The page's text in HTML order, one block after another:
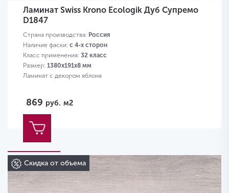
Ламинат Swiss Krono Ecologik Дуб Супремо
D1847
Страна производства: Россия
Наличие фаски: с 4-х сторон
Класс применения: 32 класс
Размер: 1380х191х8 мм
Ламинат с декором яблоня
869 руб. м2
Скидка от объема